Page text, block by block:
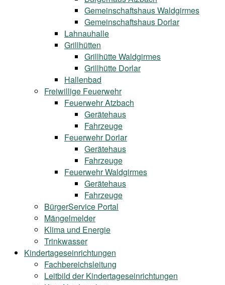
Gemeinschaftshaus Waldgirmes
Gemeinschaftshaus Dorlar
Lahnauhalle
Grillhütten
Grillhütte Waldgirmes
Grillhütte Dorlar
Hallenbad
Freiwillige Feuerwehr
Feuerwehr Atzbach
Gerätehaus
Fahrzeuge
Feuerwehr Dorlar
Gerätehaus
Fahrzeuge
Feuerwehr Waldgirmes
Gerätehaus
Fahrzeuge
BürgerService Portal
Mängelmelder
Klima und Energie
Trinkwasser
Kindertageseinrichtungen
Fachbereichsleitung
Leitbild der Kindertageseinrichtungen